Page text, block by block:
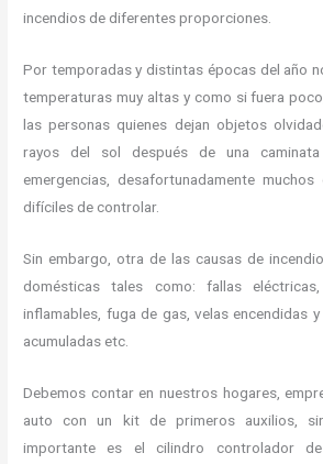
incendios de diferentes proporciones.
Por temporadas y distintas épocas del año
temperaturas muy altas y como si fuera
las personas quienes dejan objetos
rayos del sol después de una
emergencias, desafortunadamente
difíciles de controlar.
Sin embargo, otra de las causas de
domésticas tales como: fallas
inflamables, fuga de gas, velas encendidas
acumuladas etc.
Debemos contar en nuestros hogares,
auto con un kit de primeros auxilios,
importante es el cilindro controlador